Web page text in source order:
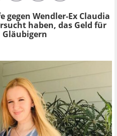
gegen Wendler-Ex Claudia
haben, das Geld für